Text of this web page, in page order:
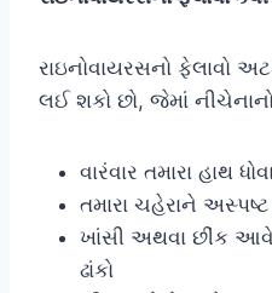
રાઇનોવાયરસનો ફેલાવો
લઈ શકો છો, જેમાં
વારંવાર તમારા હાથ
તમારા ચહેરાને અસ્પષ્ટ
ખાંસી અથવા છીંક આવે
ઢાંકો